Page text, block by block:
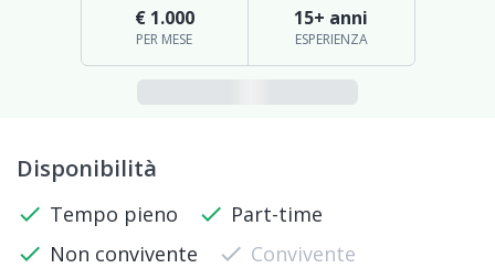
€ 1.000
PER MESE
15+ anni
ESPERIENZA
Disponibilità
check Tempo pieno check Part-time
check Non convivente check Convivente